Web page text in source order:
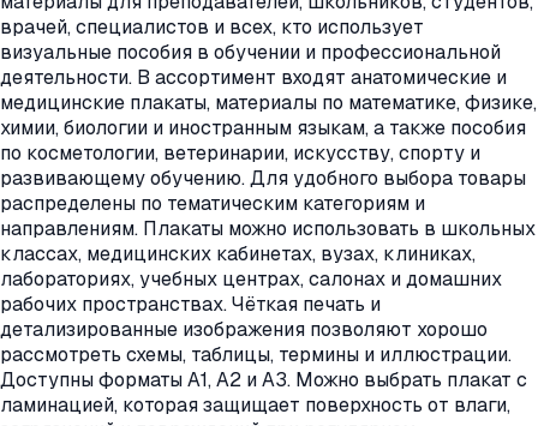
врачей, специалистов и всех, кто использует
визуальные пособия в обучении и профессиональной
деятельности. В ассортимент входят анатомические и
медицинские плакаты, материалы по математике, физике,
химии, биологии и иностранным языкам, а также пособия
по косметологии, ветеринарии, искусству, спорту и
развивающему обучению. Для удобного выбора товары
распределены по тематическим категориям и
направлениям. Плакаты можно использовать в школьных
классах, медицинских кабинетах, вузах, клиниках,
лабораториях, учебных центрах, салонах и домашних
рабочих пространствах. Чёткая печать и
детализированные изображения позволяют хорошо
рассмотреть схемы, таблицы, термины и иллюстрации.
Доступны форматы А1, А2 и А3. Можно выбрать плакат с
ламинацией, которая защищает поверхность от влаги,